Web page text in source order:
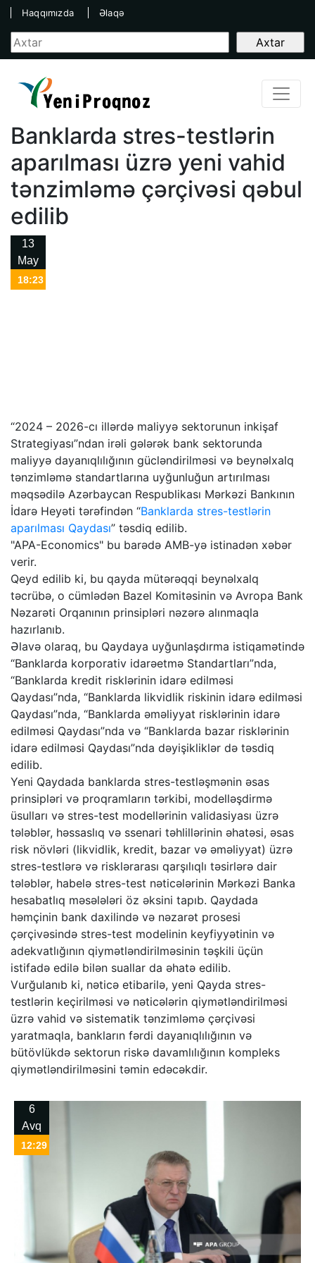
Haqqımızda Əlaqə
Banklarda stres-testlərin
aparılması üzrə yeni vahid
tənzimləmə çərçivəsi qəbul
edilib
13
May
18:23
“2024 – 2026-cı illərdə maliyyə sektorunun inkişaf
Strategiyası”ndan irəli gələrək bank sektorunda
maliyyə dayanıqlılığının gücləndirilməsi və beynəlxalq
tənzimləmə standartlarına uyğunluğun artırılması
məqsədilə Azərbaycan Respublikası Mərkəzi Bankının
İdarə Heyəti tərəfindən “Banklarda stres-testlərin
aparılması Qaydası” təsdiq edilib.
"APA-Economics" bu barədə AMB-yə istinadən xəbər
verir.
Qeyd edilib ki, bu qayda mütərəqqi beynəlxalq
təcrübə, o cümlədən Bazel Komitəsinin və Avropa Bank
Nəzarəti Orqanının prinsipləri nəzərə alınmaqla
hazırlanıb.
Əlavə olaraq, bu Qaydaya uyğunlaşdırma istiqamətində
“Banklarda korporativ idarəetmə Standartları”nda,
“Banklarda kredit risklərinin idarə edilməsi
Qaydası”nda, “Banklarda likvidlik riskinin idarə edilməsi
Qaydası”nda, “Banklarda əməliyyat risklərinin idarə
edilməsi Qaydası”nda və “Banklarda bazar risklərinin
idarə edilməsi Qaydası”nda dəyişikliklər də təsdiq
edilib.
Yeni Qaydada banklarda stres-testləşmənin əsas
prinsipləri və proqramların tərkibi, modelləşdirmə
üsulları və stres-test modellərinin validasiyası üzrə
tələblər, həssaslıq və ssenari təhlillərinin əhatəsi, əsas
risk növləri (likvidlik, kredit, bazar və əməliyyat) üzrə
stres-testlərə və risklərarası qarşılıqlı təsirlərə dair
tələblər, habelə stres-test nəticələrinin Mərkəzi Banka
hesabatlıq məsələləri öz əksini tapıb. Qaydada
həmçinin bank daxilində və nəzarət prosesi
çərçivəsində stres-test modelinin keyfiyyətinin və
adekvatlığının qiymətləndirilməsinin təşkili üçün
istifadə edilə bilən suallar da əhatə edilib.
Vurğulanıb ki, nəticə etibarilə, yeni Qayda stres-
testlərin keçirilməsi və nəticələrin qiymətləndirilməsi
üzrə vahid və sistematik tənzimləmə çərçivəsi
yaratmaqla, bankların fərdi dayanıqlılığının və
bütövlükdə sektorun riskə davamlılığının kompleks
qiymətləndirilməsini təmin edəcəkdir.
6
Avq
12:29